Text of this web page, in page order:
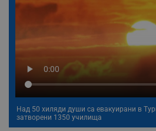
Над 50 хиляди души са евакуирани в
затворени 1350 училища